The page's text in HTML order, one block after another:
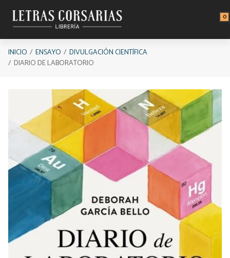
0
INICIO ENSAYO
DIVULGACIÓN CIENTÍFICA
DIARIO DE LABORATORIO